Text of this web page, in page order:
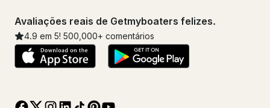
Avaliações reais de Getmyboaters felizes.
4.9 em 5! 500,000+ comentários